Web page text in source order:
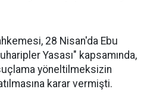
28 Nisan'da Ebu
Yasası" kapsamında,
yöneltilmeksizin
karar vermişti.